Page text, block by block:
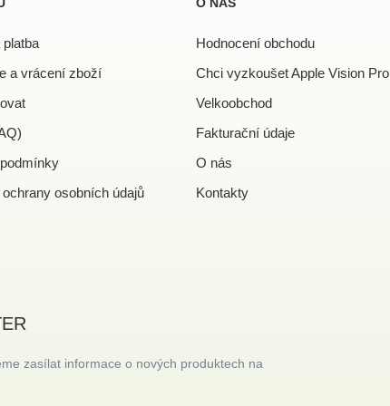
a vrácení zboží
osobních údajů
O NÁS
Hodnocení obchodu
Chci vyzkoušet Apple Vision Pro
Velkoobchod
Fakturační údaje
O nás
Kontakty
zasílat informace o nových produktech na